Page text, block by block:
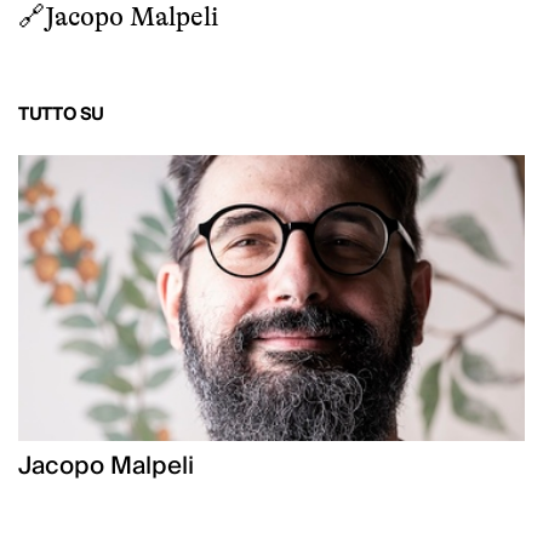
🔗Jacopo Malpeli
TUTTO SU
Jacopo Malpeli